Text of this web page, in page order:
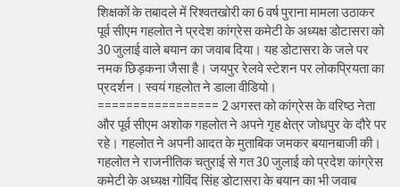
शिक्षकों के तबादले में रिश्वतखोरी का 6 वर्ष पुराना मामला उठाकर
पूर्व सीएम गहलोत ने प्रदेश कांग्रेस कमेटी के अध्यक्ष डोटासरा को
30 जुलाई वाले बयान का जवाब दिया। यह डोटासरा के जले पर
नमक छिड़कना जैसा है। जयपुर रेलवे स्टेशन पर लोकप्रियता का
प्रदर्शन। स्वयं गहलोत ने डाला वीडियो।
================= 2 अगस्त को कांग्रेस के वरिष्ठ नेता
और पूर्व सीएम अशोक गहलोत ने अपने गृह क्षेत्र जोधपुर के दौरे पर
रहे। गहलोत ने अपनी आदत के मुताबिक जमकर बयानबाजी की।
गहलोत ने राजनीतिक चतुराई से गत 30 जुलाई को प्रदेश कांग्रेस
कमेटी के अध्यक्ष गोविंद सिंह डोटासरा के बयान का भी जवाब